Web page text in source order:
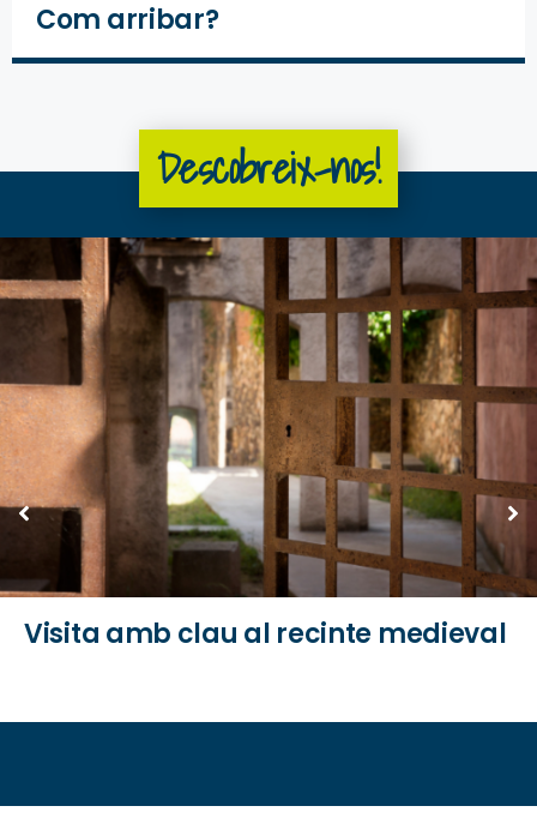
Com arribar?
Descobreix-nos!
Visita amb clau al recinte medieval